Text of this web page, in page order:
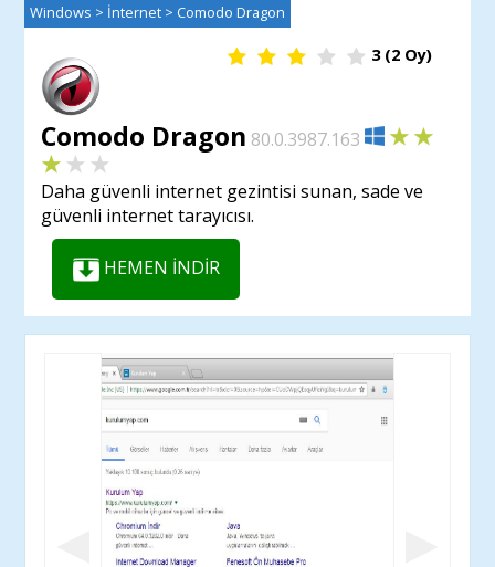
Windows > İnternet > Comodo Dragon
3(2Oy)
Comodo Dragon 80.0.3987.163
Daha güvenli internet gezintisi sunan, sade ve
güvenli internet tarayıcısı.
HEMEN İNDİR